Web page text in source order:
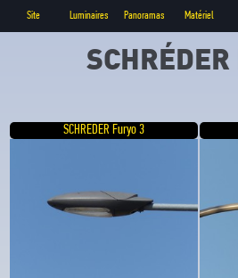
Site Luminaires Panoramas Matériel
SCHREDER Furyo 3